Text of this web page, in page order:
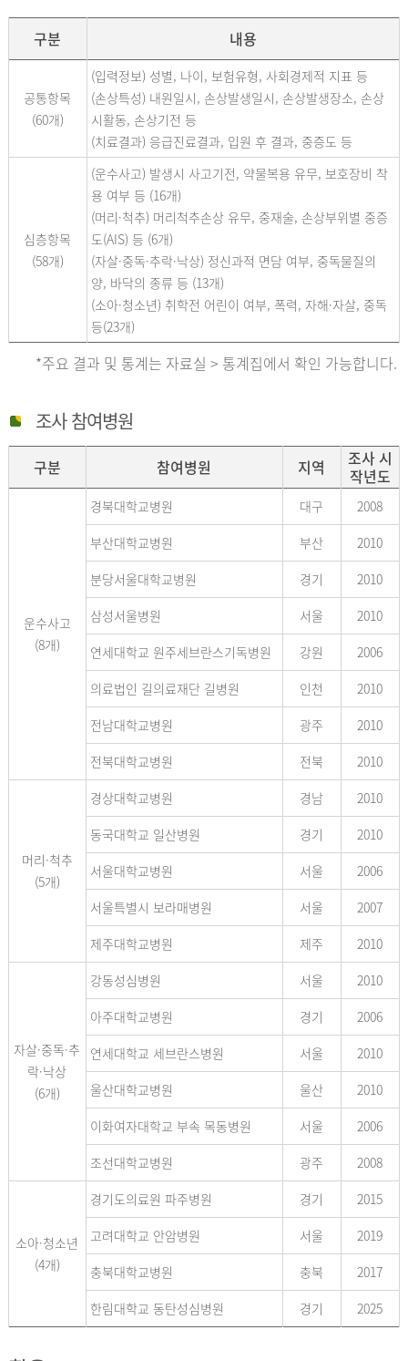
구분 내용
공통항목
(60개)
(입력정보) 성별, 나이, 보험유형, 사회경제적 지표 등
(손상특성) 내원일시, 손상발생일시, 손상발생장소, 손상
시활동, 손상기전 등
(치료결과) 응급진료결과, 입원 후 결과, 중증도 등
심층항목
(58개)
(운수사고) 발생시 사고기전, 약물복용 유무, 보호장비 착
용 여부 등 (16개)
(머리·척추) 머리척추손상 유무, 중재술, 손상부위별 중증
도(AIS) 등 (6개)
(자살·중독·추락·낙상) 정신과적 면담 여부, 중독물질의
양, 바닥의 종류 등 (13개)
(소아·청소년) 취학전 어린이 여부, 폭력, 자해·자살, 중독
등(23개)
*주요 결과 및 통계는 자료실 > 통계집에서 확인 가능합니다.
조사 참여병원
구분 참여병원 지역
조사 시
작년도
운수사고
(8개)
경북대학교병원 대구
2008
부산대학교병원
부산
2010
분당서울대학교병원
경기
2010
삼성서울병원
서울
2010
연세대학교 원주세브란스기독병원
강원
2006
의료법인 길의료재단 길병원
인천
2010
전남대학교병원
광주
2010
전북대학교병원
전북 2010
머리·척추
(5개)
경상대학교병원 경남
2010
동국대학교 일산병원
경기
2010
서울대학교병원
서울
2006
서울특별시 보라매병원
서울
2007
제주대학교병원
제주 2010
자살·중독·추
락·낙상
(6개)
강동성심병원 서울
2010
아주대학교병원
경기
2006
연세대학교 세브란스병원
서울
2010
울산대학교병원
울산
2010
이화여자대학교 부속 목동병원
서울
2006
조선대학교병원
광주 2008
소아·청소년
(4개)
경기도의료원 파주병원 경기
2015
고려대학교 안암병원
서울
2019
충북대학교병원
충북
2017
한림대학교 동탄성심병원
경기 2025